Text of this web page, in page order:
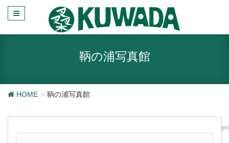
鞆の浦写真館
HOME 鞆の浦写真館